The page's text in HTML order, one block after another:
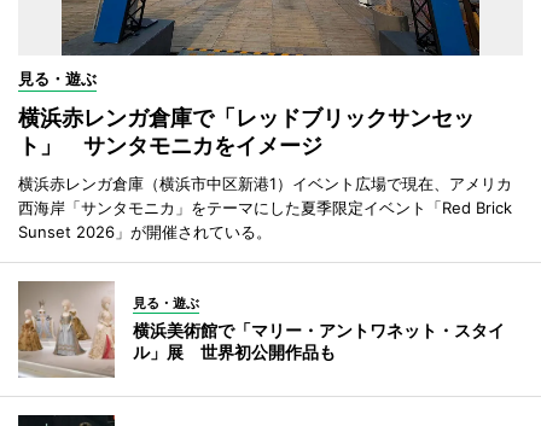
見る・遊ぶ
横浜赤レンガ倉庫で「レッドブリックサンセッ
ト」 サンタモニカをイメージ
横浜赤レンガ倉庫（横浜市中区新港1）イベント広場で現在、アメリカ
西海岸「サンタモニカ」をテーマにした夏季限定イベント「Red Brick
Sunset 2026」が開催されている。
見る・遊ぶ
横浜美術館で「マリー・アントワネット・スタイ
ル」展 世界初公開作品も